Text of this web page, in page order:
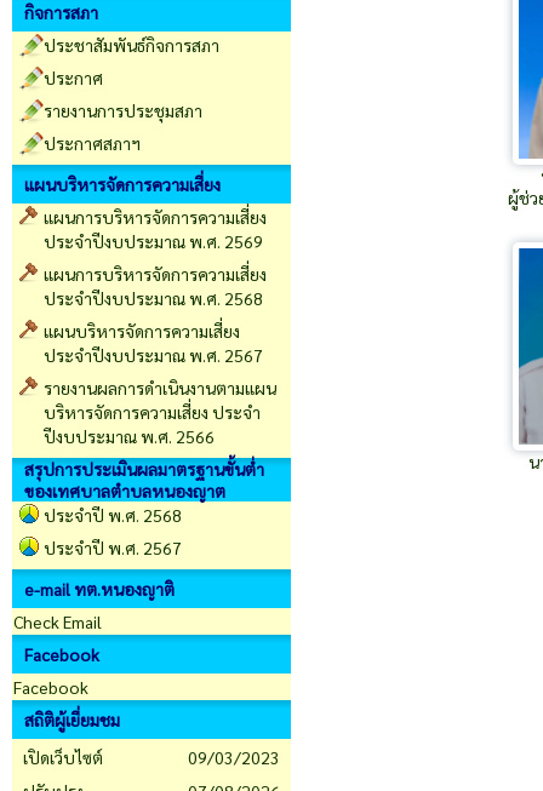
กิจการสภา
ประชาสัมพันธ์กิจการสภา
ประกาศ
รายงานการประชุมสภา
ประกาศสภาฯ
แผนบริหารจัดการความเสี่ยง
แผนการบริหารจัดการความเสี่ยง
ประจำปีงบประมาณ พ.ศ. 2569
แผนการบริหารจัดการความเสี่ยง
ประจำปีงบประมาณ พ.ศ. 2568
แผนบริหารจัดการความเสี่ยง
ประจำปีงบประมาณ พ.ศ. 2567
รายงานผลการดำเนินงานตามแผน
บริหารจัดการความเสี่ยง ประจำ
ปีงบประมาณ พ.ศ. 2566
สรุปการประเมินผลมาตรฐานขั้นต่ำ
ของเทศบาลตำบลหนองญาต
ประจำปี พ.ศ. 2568
ประจำปี พ.ศ. 2567
e-mail ทต.หนองญาติ
Check Email
Facebook
Facebook
สถิติผู้เยี่ยมชม
เปิดเว็บไซต์
09/03/2023
ผู้ช่ว
น